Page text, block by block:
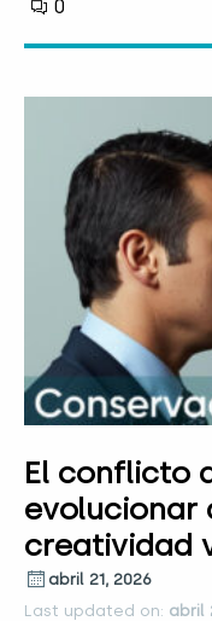
0
El conflicto
evolucionar
creatividad
abril 21, 2026
Last updated on: abril